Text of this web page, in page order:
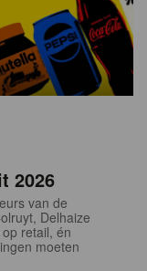
2026
van de
Delhaize
retail, én
moeten